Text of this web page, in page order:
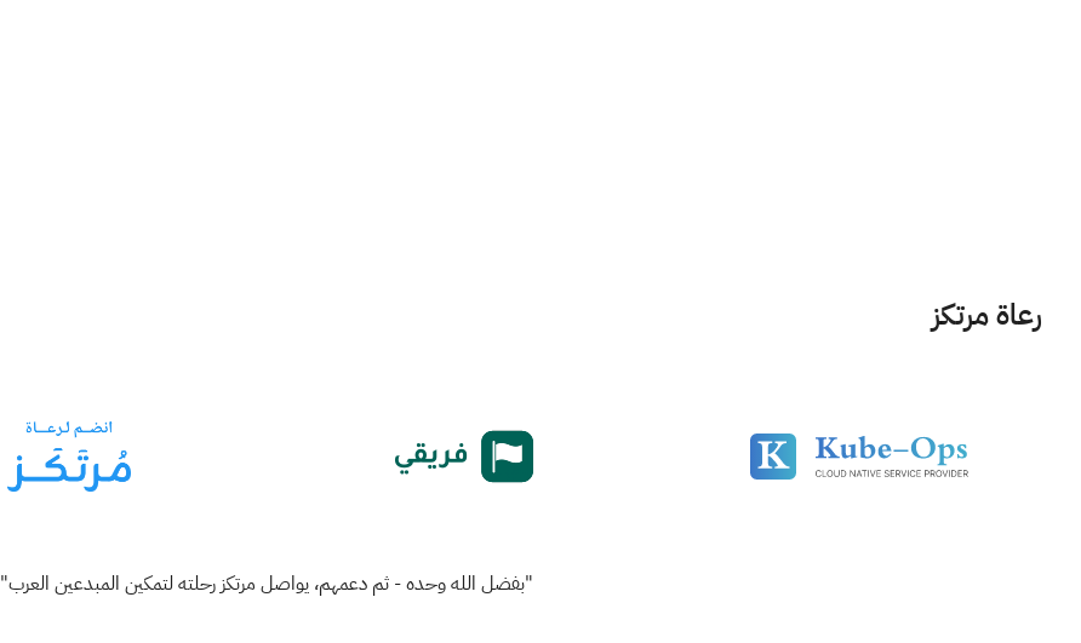
رعاة مرتكز
"بفضل الله وحده - ثم دعمهم، يواصل مرتكز رحلته لتمكين المبدعين العرب"